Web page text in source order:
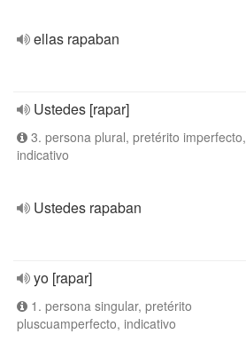
ellas rapaban
Ustedes [rapar]
3. persona plural, pretérito imperfecto,
indicativo
Ustedes rapaban
yo [rapar]
1. persona singular, pretérito
pluscuamperfecto, indicativo